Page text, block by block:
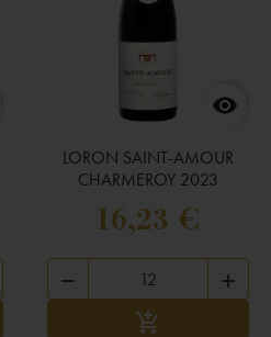

LORON SAINT-AMOUR
CHARMEROY 2023
16,23 €
 
